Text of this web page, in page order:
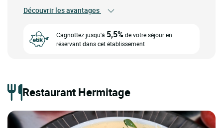
Découvrir les avantages
Cagnottez jusqu'à 5,5%de votre séjour en
réservant dans cet établissement
Restaurant Hermitage